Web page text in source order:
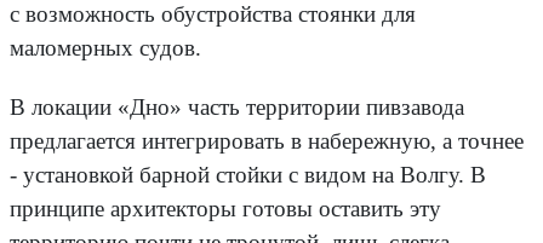
с возможность обустройства стоянки для
маломерных судов.
В локации «Дно» часть территории пивзавода
предлагается интегрировать в набережную, а точнее
- установкой барной стойки с видом на Волгу. В
принципе архитекторы готовы оставить эту